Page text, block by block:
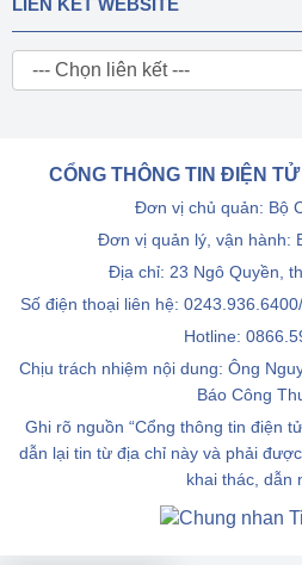
LIÊN KẾT WEBSITE
CỔNG THÔNG TIN ĐIỆN
Đơn vị chủ quản: Bộ
Đơn vị quản lý, vận hành:
Địa chỉ: 23 Ngô Quyền,
Số điện thoại liên hệ:
Hotline:
Chịu trách nhiệm nội dung: Ông
Báo Công
Ghi rõ nguồn “Cổng thông tin điện
dẫn lại tin từ địa chỉ này và phải
khai thác, dẫn